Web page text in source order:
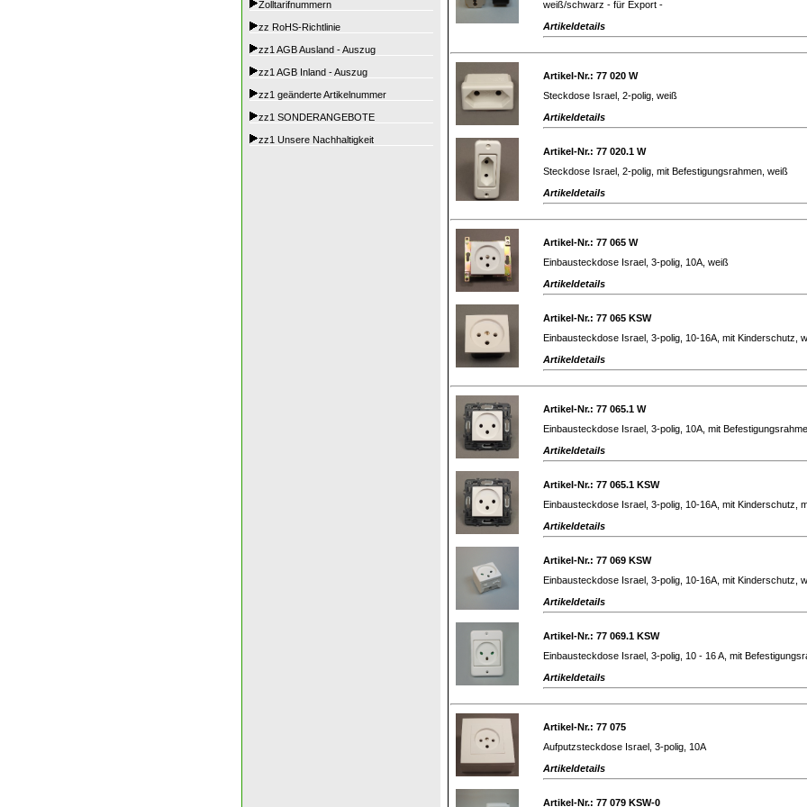
Zolltarifnummern
zz RoHS-Richtlinie
zz1 AGB Ausland - Auszug
zz1 AGB Inland - Auszug
zz1 geänderte Artikelnummer
zz1 SONDERANGEBOTE
zz1 Unsere Nachhaltigkeit
weiß/schwarz - für Export -
Artikeldetails
Artikel-Nr.: 77 020 W
Steckdose Israel, 2-polig, weiß
Artikeldetails
Artikel-Nr.: 77 020.1 W
Steckdose Israel, 2-polig, mit Befestigungsrahmen, weiß
Artikeldetails
Artikel-Nr.: 77 065 W
Einbausteckdose Israel, 3-polig, 10A, weiß
Artikeldetails
Artikel-Nr.: 77 065 KSW
Einbausteckdose Israel, 3-polig, 10-16A, mit Kinderschutz,
Artikeldetails
Artikel-Nr.: 77 065.1 W
Einbausteckdose Israel, 3-polig, 10A, mit
Artikeldetails
Artikel-Nr.: 77 065.1 KSW
Einbausteckdose Israel, 3-polig, 10-16A, mit Kinderschutz,
Artikeldetails
Artikel-Nr.: 77 069 KSW
Einbausteckdose Israel, 3-polig, 10-16A, mit Kinderschutz,
Artikeldetails
Artikel-Nr.: 77 069.1 KSW
Einbausteckdose Israel, 3-polig, 10 - 16 A, mit
Artikeldetails
Artikel-Nr.: 77 075
Aufputzsteckdose Israel, 3-polig, 10A
Artikeldetails
Artikel-Nr.: 77 079 KSW-0